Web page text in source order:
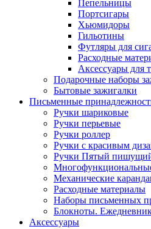
Пепельницы
Портсигары
Хьюмидоры
Гильотины
Футляры для
Расходные
Аксессуары для
Подарочные наборы
Бытовые зажигалки
Письменные
Ручки шариковые
Ручки перьевые
Ручки роллер
Ручки с красивым
Ручки Пятый
Механические
Расходные материалы
Наборы письменных
Блокноты.
Аксессуары